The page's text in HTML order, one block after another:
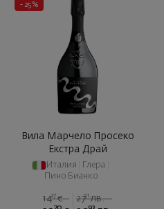
- 25%
Вила Марчело Просеко
Екстра Драй
Италия Глера
Пино Бианко
1427 € 2791 лв.
70 93